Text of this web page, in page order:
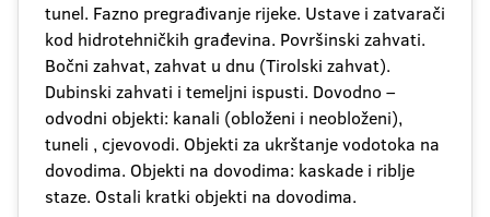
tunel. Fazno pregrađivanje rijeke. Ustave i zatvarači
kod hidrotehničkih građevina. Površinski zahvati.
Bočni zahvat, zahvat u dnu (Tirolski zahvat).
Dubinski zahvati i temeljni ispusti. Dovodno –
odvodni objekti: kanali (obloženi i neobloženi),
tuneli , cjevovodi. Objekti za ukrštanje vodotoka na
dovodima. Objekti na dovodima: kaskade i riblje
staze. Ostali kratki objekti na dovodima.